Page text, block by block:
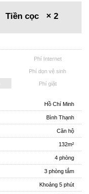
Tiền cọc × 2
Phí Internet
Phí dọn vệ sinh
Phí giặt
Hồ Chí Minh
Bình Thạnh
Căn hộ
132m²
4 phòng
3 phòng tắm
Khoảng 5 phút